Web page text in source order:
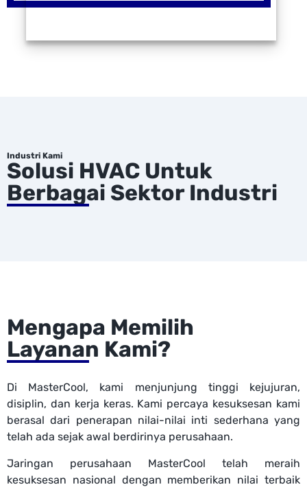
Industri Kami
Solusi HVAC Untuk
Berbagai Sektor Industri
Mengapa Memilih
Layanan Kami?
Di MasterCool, kami menjunjung tinggi kejujuran,
disiplin, dan kerja keras. Kami percaya kesuksesan kami
berasal dari penerapan nilai-nilai inti sederhana yang
telah ada sejak awal berdirinya perusahaan.
Jaringan perusahaan MasterCool telah meraih
kesuksesan nasional dengan memberikan nilai terbaik